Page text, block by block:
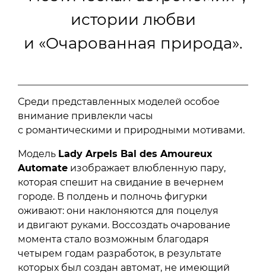
истории любви
и «Очарованная природа».
Среди представленных моделей особое
внимание привлекли часы
с романтическими и природными мотивами.
Модель Lady Arpels Bal des Amoureux
Automate изображает влюбленную пару,
которая спешит на свидание в вечернем
городе. В полдень и полночь фигурки
оживают: они наклоняются для поцелуя
и двигают руками. Воссоздать очарование
момента стало возможным благодаря
четырем годам разработок, в результате
которых был создан автомат, не имеющий